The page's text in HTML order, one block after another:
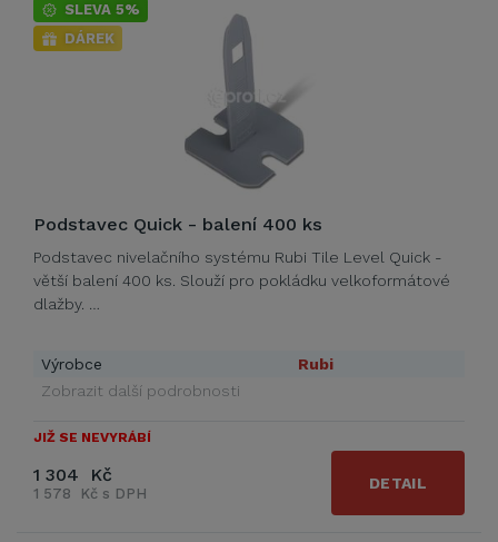
SLEVA 5%
DÁREK
Podstavec Quick - balení 400 ks
Podstavec nivelačního systému Rubi Tile Level Quick -
větší balení 400 ks. Slouží pro pokládku velkoformátové
dlažby. …
Výrobce
Rubi
Zobrazit další podrobnosti
JIŽ SE NEVYRÁBÍ
1 304 Kč
1 578 Kč s DPH
DETAIL